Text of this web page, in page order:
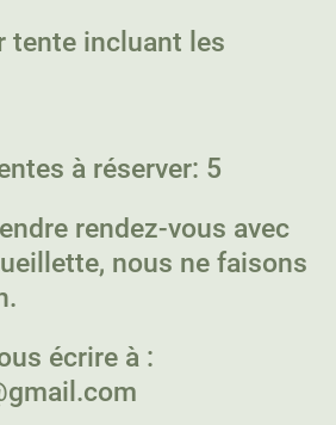
tente incluant les
à réserver: 5
rendez-vous avec
nous ne faisons
écrire à :